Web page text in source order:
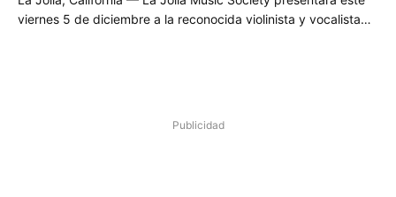
viernes 5 de diciembre a la reconocida violinista y vocalista…
Publicidad